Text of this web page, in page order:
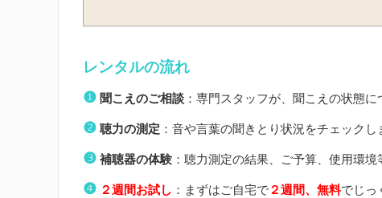
レンタルの流れ
❶ 聞こえのご相談 ：専門スタッフが、聞こえの状態に
❷ 聴力の測定 ：音や言葉の聞きとり状況をチェックし
❸ 補聴器の体験 ：聴力測定の結果、ご予算、使用環境
❹ ２週間お試し ：まずはご自宅で ２週間、無料でじっ